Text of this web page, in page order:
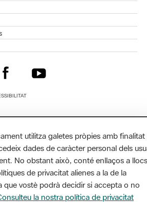
Llacuna, 1a planta. Badajoz, 49. 08005
utilitza galetes pròpies amb finalitat
dades de caràcter personal dels
No obstant això, conté enllaços a llocs
de privacitat alienes a la de la
que vostè podrà decidir si accepta o no
la nostra política de privacitat